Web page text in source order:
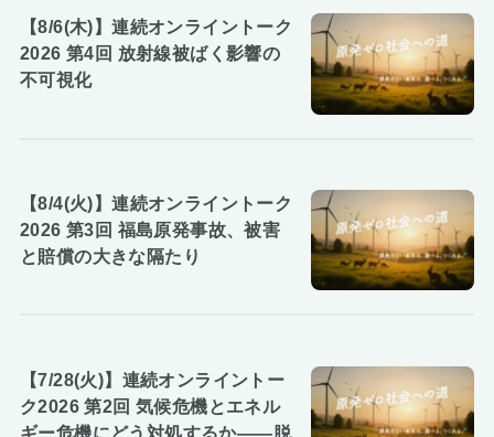
【8/6(木)】連続オンライントーク
2026 第4回 放射線被ばく影響の
不可視化
【8/4(火)】連続オンライントーク
2026 第3回 福島原発事故、被害
と賠償の大きな隔たり
【7/28(火)】連続オンライントー
ク2026 第2回 気候危機とエネル
ギー危機にどう対処するか――脱